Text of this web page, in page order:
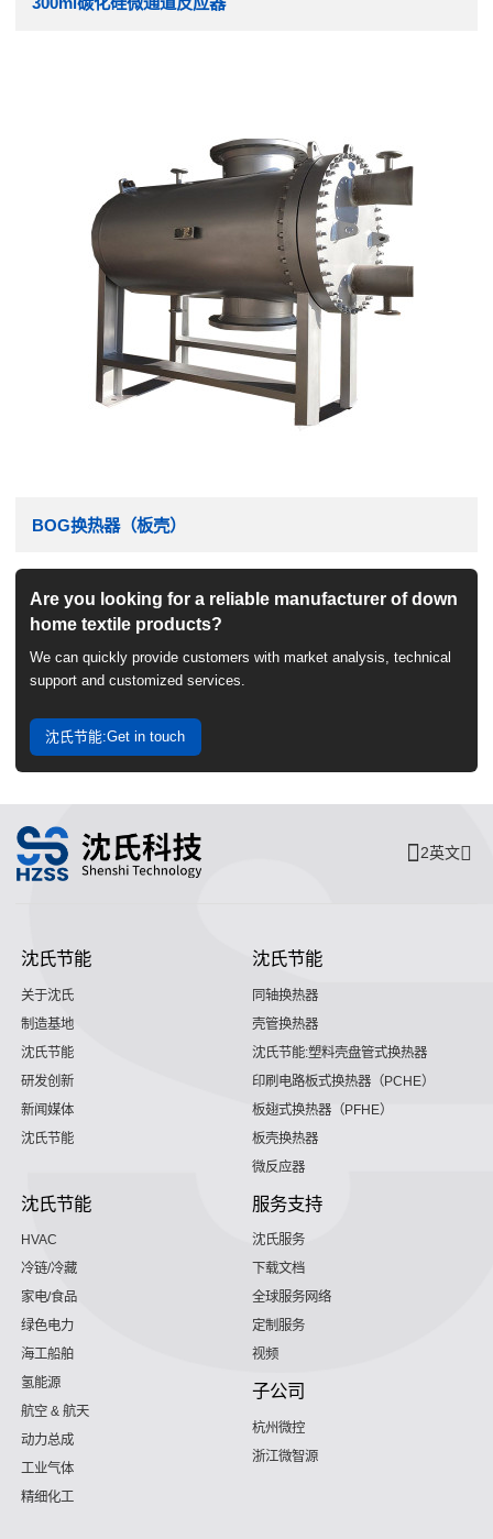
BOG换热器（板壳）
Are you looking for a reliable manufacturer of down
home textile products?
We can quickly provide customers with market analysis, technical
support and customized services.
沈氏节能:Get in touch
2英文
沈氏节能
关于沈氏
制造基地
沈氏节能
研发创新
新闻媒体
沈氏节能
沈氏节能
同轴换热器
壳管换热器
沈氏节能:塑料壳盘管式换热器
印刷电路板式换热器（PCHE）
板翅式换热器（PFHE）
板壳换热器
微反应器
沈氏节能
HVAC
冷链/冷藏
家电/食品
绿色电力
海工船舶
氢能源
航空 & 航天
动力总成
工业气体
精细化工
服务支持
沈氏服务
下载文档
全球服务网络
定制服务
视频
子公司
杭州微控
浙江微智源